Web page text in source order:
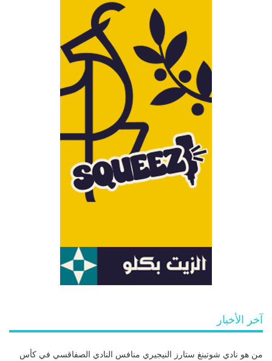
آخر الأخبار
من هو نادي شوتينغ ستارز النيجيري منافس النادي الصفاقسي في كأس